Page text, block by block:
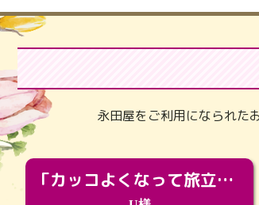
永田屋をご利用になられた
「カッコよくなって旅立っていってくれました（笑）もっとカッコいいって言ってあげればよかったな」